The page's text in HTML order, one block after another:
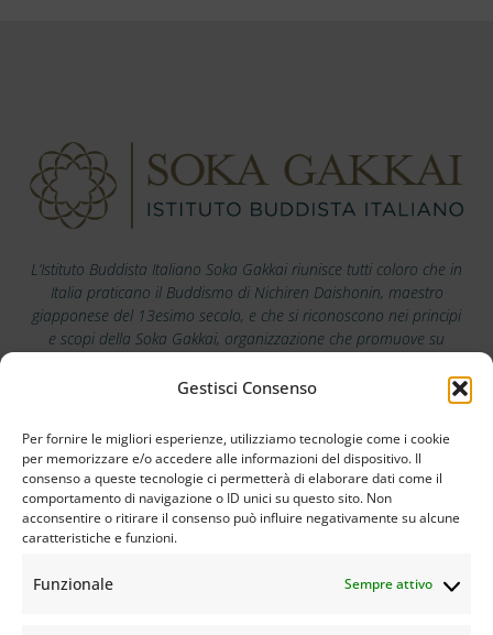
Gestisci Consenso
Per fornire le migliori esperienze, utilizziamo tecnologie come i cookie
per memorizzare e/o accedere alle informazioni del dispositivo. Il
consenso a queste tecnologie ci permetterà di elaborare dati come il
comportamento di navigazione o ID unici su questo sito. Non
acconsentire o ritirare il consenso può influire negativamente su alcune
caratteristiche e funzioni.
Funzionale Sempre attivo
L’Istituto Buddista Italiano Soka Gakkai riunisce tutti coloro che in
Italia praticano il Buddismo di Nichiren Daishonin, maestro
giapponese del 13esimo secolo, e che si riconoscono nei principi
e scopi della Soka Gakkai, organizzazione che promuove su